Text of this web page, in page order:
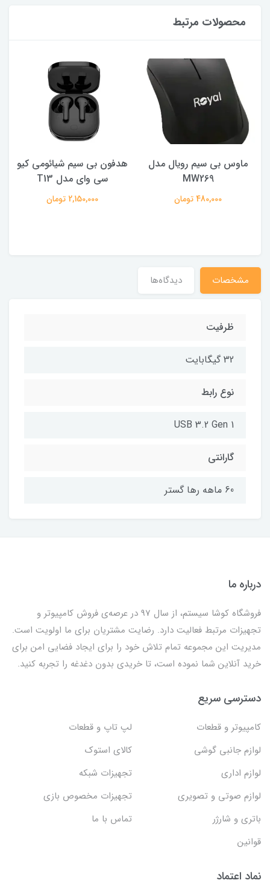
محصولات مرتبط
ماوس بی سیم رویال مدل
MW269
480,000 تومان
هدفون بی سیم شیائومی کیو
سی وای مدل T13
2,150,000 تومان
مشخصات دیدگاه‌ها
ظرفیت
32 گیگابایت
نوع رابط
USB 3.2 Gen 1
گارانتی
60 ماهه رها گستر
درباره ما
فروشگاه کوشا سیستم، از سال 97 در عرصه‌ی فروش کامپیوتر و
تجهیزات مرتبط فعالیت دارد. رضایت مشتریان برای ما اولویت است.
مدیریت این مجموعه تمام تلاش خود را برای ایجاد فضایی امن برای
خرید آنلاین شما نموده است، تا خریدی بدون دغدغه را تجربه کنید.
دسترسی سریع
کامپیوتر و قطعات
لپ تاپ و قطعات
لوازم جانبی گوشی
کالای استوک
لوازم اداری
تجهیزات شبکه
لوازم صوتی و تصویری
تجهیزات مخصوص بازی
باتری و شارژر
تماس با ما
قوانین
نماد اعتماد